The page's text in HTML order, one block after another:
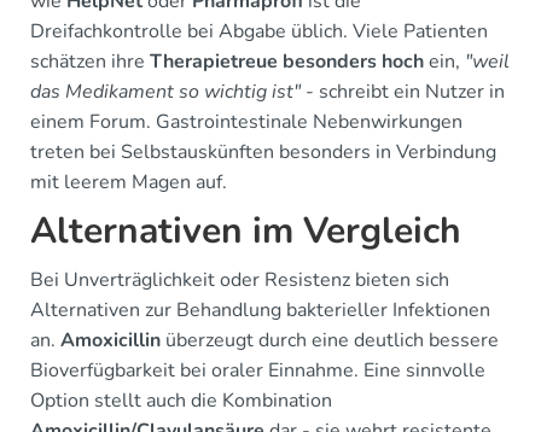
Dreifachkontrolle bei Abgabe üblich. Viele Patienten
schätzen ihre Therapietreue besonders hochein, "weil
das Medikament so wichtig ist"- schreibt ein Nutzer in
einem Forum. Gastrointestinale Nebenwirkungen
treten bei Selbstauskünften besonders in Verbindung
mit leerem Magen auf.
Alternativen im Vergleich
Bei Unverträglichkeit oder Resistenz bieten sich
Alternativen zur Behandlung bakterieller Infektionen
an. Amoxicillin überzeugt durch eine deutlich bessere
Bioverfügbarkeit bei oraler Einnahme. Eine sinnvolle
Option stellt auch die Kombination